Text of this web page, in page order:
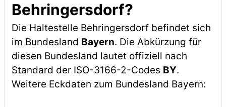
Behringersdorf?
Die Haltestelle Behringersdorf befindet sich
im Bundesland Bayern. Die Abkürzung für
diesen Bundesland lautet offiziell nach
Standard der ISO-3166-2-Codes BY.
Weitere Eckdaten zum Bundesland Bayern: